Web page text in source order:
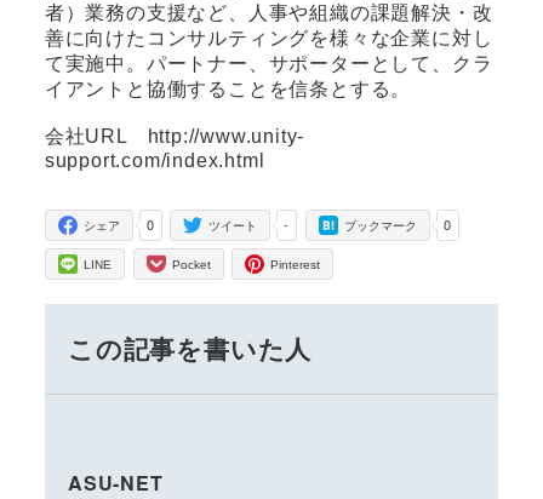
者）業務の支援など、人事や組織の課題解決・改
善に向けたコンサルティングを様々な企業に対し
て実施中。パートナー、サポーターとして、クラ
イアントと協働することを信条とする。
会社URL http://www.unity-
support.com/index.html
0
シェア -
ツイート 0
ブックマーク
LINE Pocket Pinterest
この記事を書いた人
ASU-NET